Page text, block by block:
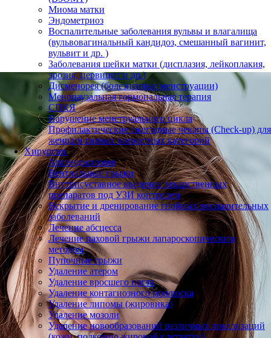
Миома матки
Эндометриоз
Воспалительные заболевания вульвы и влагалища
(вульвовагинальный кандидоз, смешанный вагинит,
вульвит и др. )
Заболевания шейки матки (дисплазия, лейкоплакия,
эрозия, цервицит и др.)
Дисменорея (болезненные менструации)
Менопаузальная гормональная терапия
СПКЯ
Нарушение менструального цикла
Профилактические ежегодные чекапы (Check-up) для
женщин разных возрастных категорий
Хирургия
Аппендэктомия
Вентральные грыжи
Внутрисуставное введение лекарственных
препаратов под УЗИ контролем
Вскрытие и дренирование гнойных воспалительных
заболеваний
Лечение абсцесса
Лечение паховой грыжи лапароскопическим
методом
Пупочные грыжи
Удаление атером
Удаление вросшего ногтя
Удаление контагиозного моллюска
Удаление липомы (жировика)
Удаление мозоли
Удаление новообразований различных локализаций